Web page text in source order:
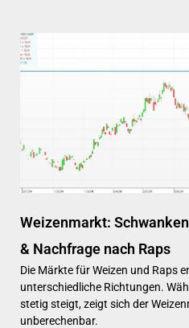
Weizenmarkt:
& Nachfrage nach Raps
Die Märkte für Weizen und Raps
unterschiedliche Richtungen.
stetig steigt, zeigt sich der
unberechenbar.